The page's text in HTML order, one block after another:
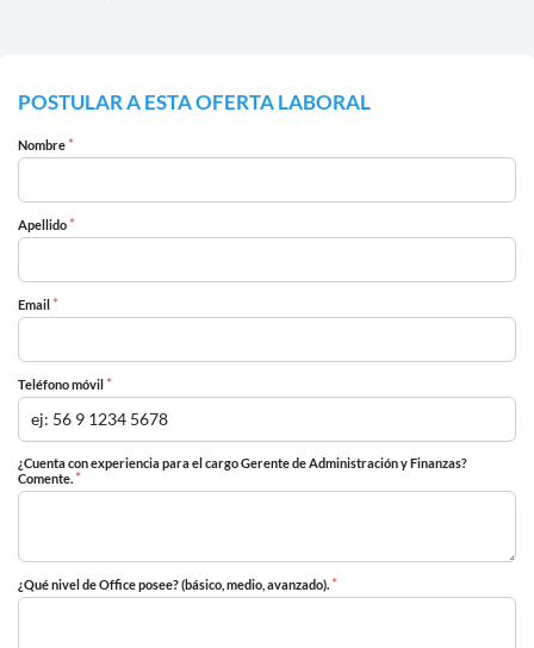
POSTULAR A ESTA OFERTA LABORAL
Nombre *
Apellido *
Email *
Teléfono móvil *
¿Cuenta con experiencia para el cargo Gerente de Administración y Finanzas?
Comente. *
¿Qué nivel de Office posee? (básico, medio, avanzado). *